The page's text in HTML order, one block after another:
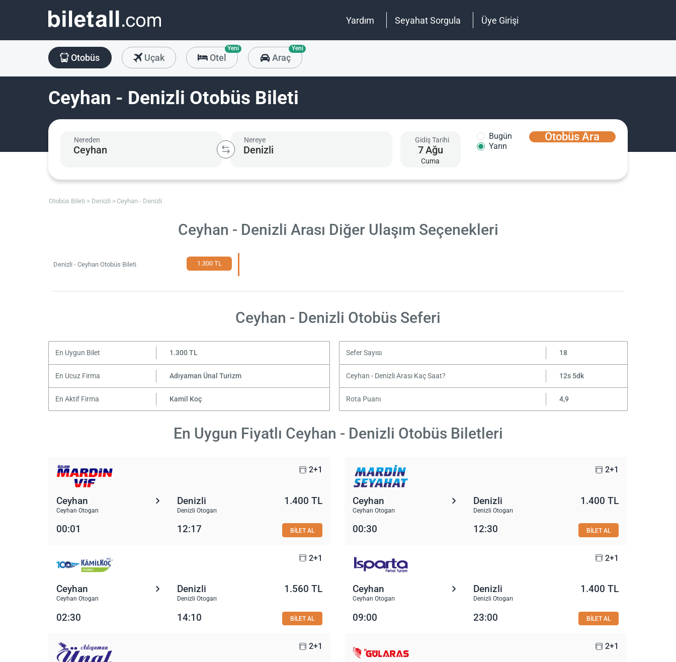
Yardım Seyahat Sorgula Üye Girişi
Otobüs Uçak Otel
Yeni
Araç
Yeni
Ceyhan - Denizli Otobüs Bileti
Nereden Nereye Gidiş Tarihi
7Ağu
Cuma
Bugün
Yarın
Otobüs Ara
Otobüs Bileti Denizli Ceyhan - Denizli
Ceyhan - Denizli Arası Diğer Ulaşım Seçenekleri
Denizli - Ceyhan Otobüs Bileti 1.300 TL
Ceyhan - Denizli Otobüs Seferi
En Uygun Bilet 1.300 TL Sefer Sayısı 18
En Ucuz Firma Adıyaman Ünal Turizm Ceyhan - Denizli Arası Kaç Saat? 12s 5dk
En Aktif Firma Kamil Koç Rota Puanı 4,9
En Uygun Fiyatlı Ceyhan - Denizli Otobüs Biletleri
2+1
Ceyhan
Ceyhan Otogarı
Denizli
Denizli Otogarı
1.400 TL
00:01 12:17 BİLET AL
2+1
Ceyhan
Ceyhan Otogarı
Denizli
Denizli Otogarı
1.400 TL
00:30 12:30 BİLET AL
2+1
Ceyhan
Ceyhan Otogarı
Denizli
Denizli Otogarı
1.560 TL
02:30 14:10 BİLET AL
2+1
Ceyhan
Ceyhan Otogarı
Denizli
Denizli Otogarı
1.400 TL
09:00 23:00 BİLET AL
2+1 2+1